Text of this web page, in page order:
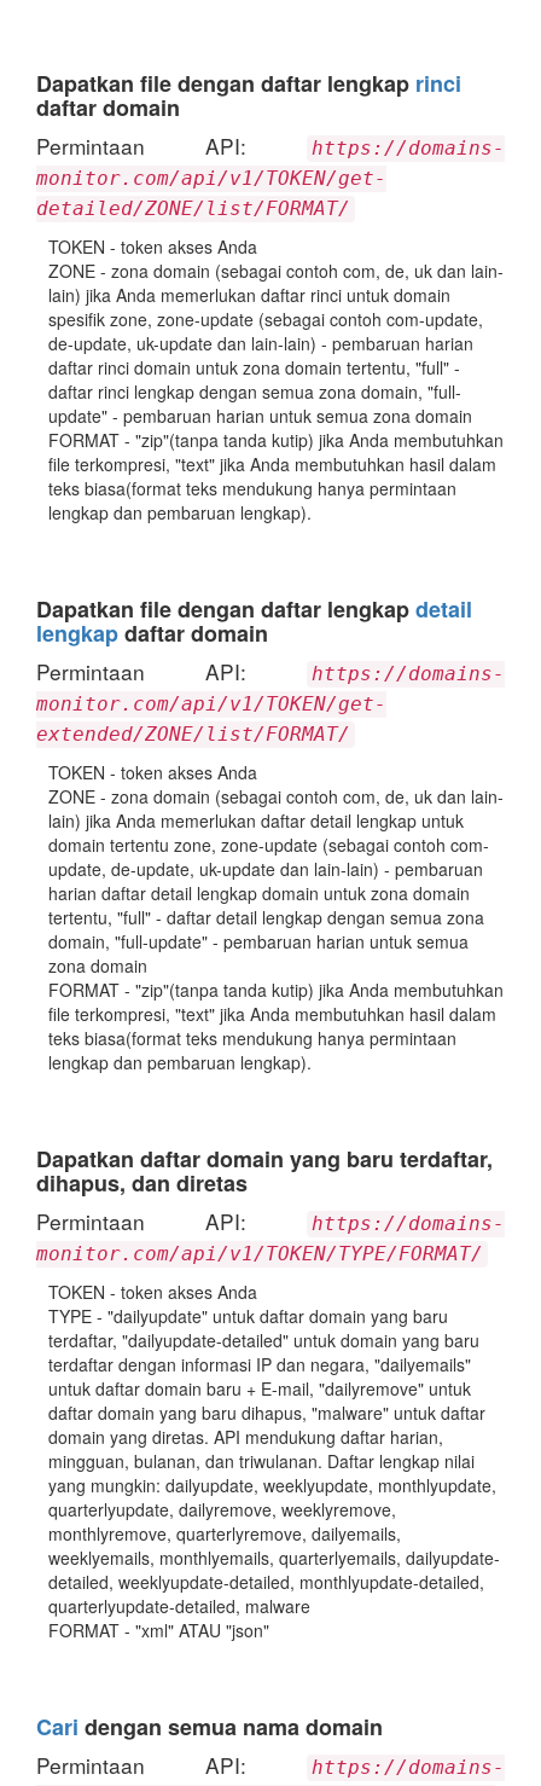
Dapatkan file dengan daftar lengkap rinci
daftar domain
Permintaan API:
https://domains-
monitor.com/api/v1/TOKEN/get-
detailed/ZONE/list/FORMAT/
TOKEN - token akses Anda
ZONE - zona domain (sebagai contoh com, de, uk dan lain-
lain) jika Anda memerlukan daftar rinci untuk domain
spesifik zone, zone-update (sebagai contoh com-update,
de-update, uk-update dan lain-lain) - pembaruan harian
daftar rinci domain untuk zona domain tertentu, "full" -
daftar rinci lengkap dengan semua zona domain, "full-
update" - pembaruan harian untuk semua zona domain
FORMAT - "zip"(tanpa tanda kutip) jika Anda membutuhkan
file terkompresi, "text" jika Anda membutuhkan hasil dalam
teks biasa(format teks mendukung hanya permintaan
lengkap dan pembaruan lengkap).
Dapatkan file dengan daftar lengkapdetail
lengkapdaftar domain
Permintaan API:
https://domains-
monitor.com/api/v1/TOKEN/get-
extended/ZONE/list/FORMAT/
TOKEN - token akses Anda
ZONE - zona domain (sebagai contoh com, de, uk dan lain-
lain) jika Anda memerlukan daftar detail lengkap untuk
domain tertentu zone, zone-update (sebagai contoh com-
update, de-update, uk-update dan lain-lain) - pembaruan
harian daftar detail lengkap domain untuk zona domain
tertentu, "full" - daftar detail lengkap dengan semua zona
domain, "full-update" - pembaruan harian untuk semua
zona domain
FORMAT - "zip"(tanpa tanda kutip) jika Anda membutuhkan
file terkompresi, "text" jika Anda membutuhkan hasil dalam
teks biasa(format teks mendukung hanya permintaan
lengkap dan pembaruan lengkap).
Dapatkan daftar domain yang baru terdaftar,
dihapus, dan diretas
Permintaan API:
https://domains-
monitor.com/api/v1/TOKEN/TYPE/FORMAT/
TOKEN - token akses Anda
TYPE - "dailyupdate" untuk daftar domain yang baru
terdaftar, "dailyupdate-detailed" untuk domain yang baru
terdaftar dengan informasi IP dan negara, "dailyemails"
untuk daftar domain baru + E-mail, "dailyremove" untuk
daftar domain yang baru dihapus, "malware" untuk daftar
domain yang diretas. API mendukung daftar harian,
mingguan, bulanan, dan triwulanan. Daftar lengkap nilai
yang mungkin: dailyupdate, weeklyupdate, monthlyupdate,
quarterlyupdate, dailyremove, weeklyremove,
monthlyremove, quarterlyremove, dailyemails,
weeklyemails, monthlyemails, quarterlyemails, dailyupdate-
detailed, weeklyupdate-detailed, monthlyupdate-detailed,
quarterlyupdate-detailed, malware
FORMAT - "xml" ATAU "json"
Cari dengan semua nama domain
Permintaan API: https://domains-